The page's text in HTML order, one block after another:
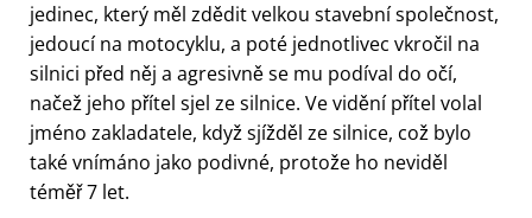
jedinec, který měl zdědit velkou stavební společnost,
jedoucí na motocyklu, a poté jednotlivec vkročil na
silnici před něj a agresivně se mu podíval do očí,
načež jeho přítel sjel ze silnice. Ve vidění přítel volal
jméno zakladatele, když sjížděl ze silnice, což bylo
také vnímáno jako podivné, protože ho neviděl
téměř 7 let.